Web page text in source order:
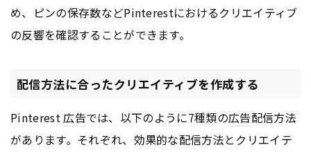
め、ピンの保存数などPinterestにおけるクリエイティブ
の反響を確認することができます。
配信方法に合ったクリエイティブを作成する
Pinterest広告では、以下のように7種類の広告配信方法
があります。それぞれ、効果的な配信方法とクリエイテ